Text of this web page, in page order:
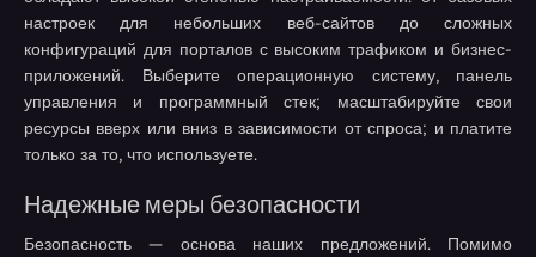
настроек для небольших веб-сайтов до сложных
конфигураций для порталов с высоким трафиком и бизнес-
приложений. Выберите операционную систему, панель
управления и программный стек; масштабируйте свои
ресурсы вверх или вниз в зависимости от спроса; и платите
только за то, что используете.
Надежные меры безопасности
Безопасность — основа наших предложений. Помимо